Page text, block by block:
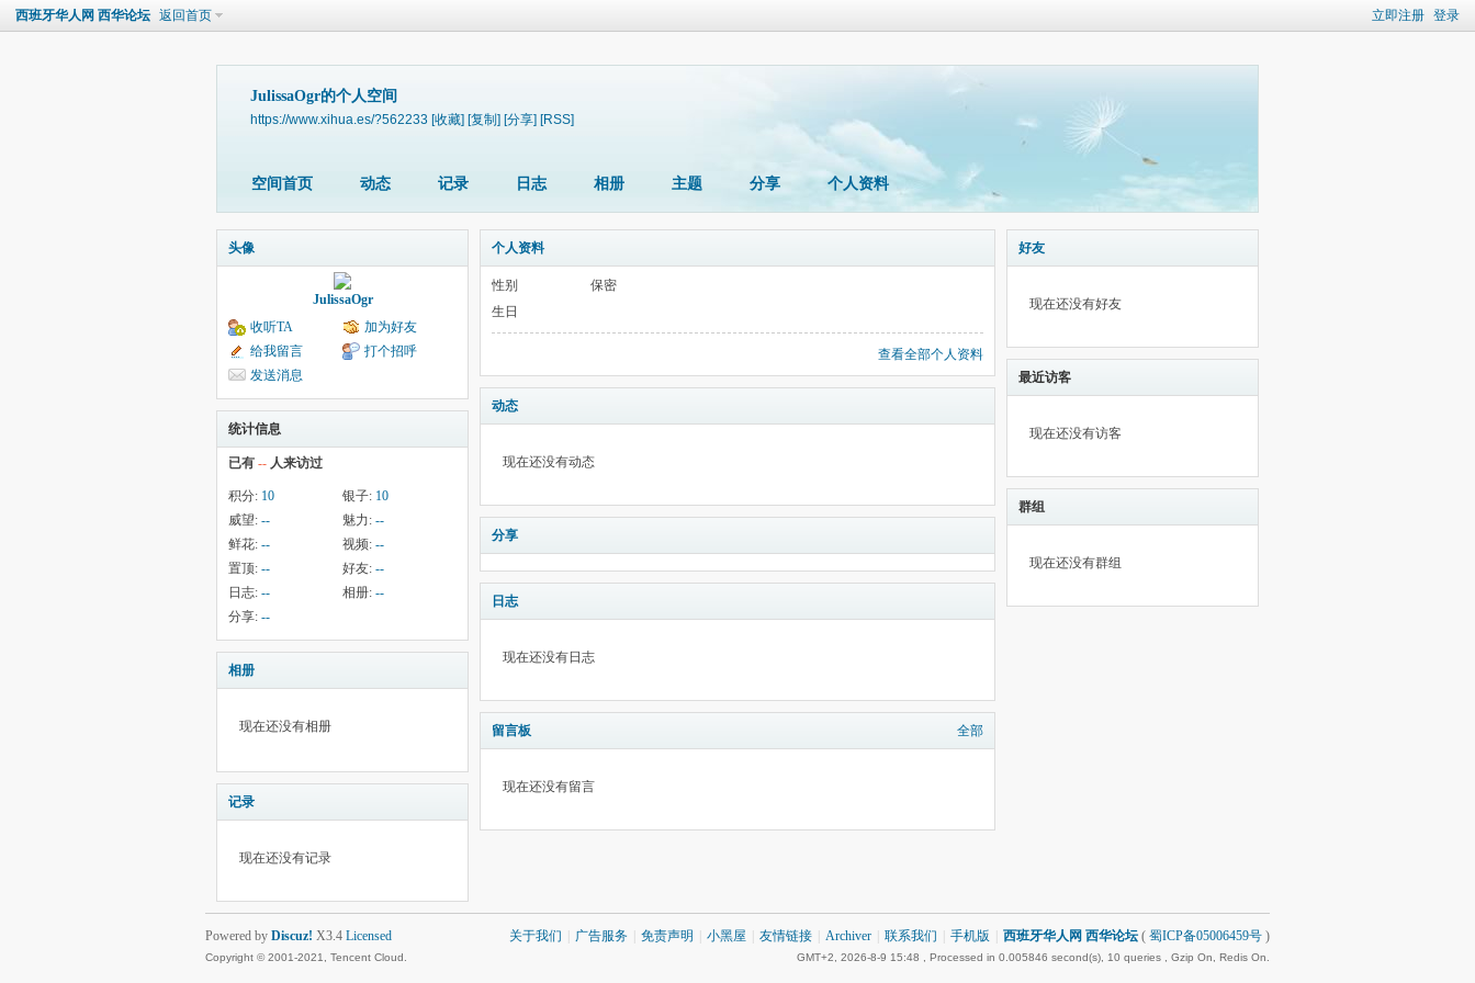
立即注册 登录
西班牙华人网 西华论坛 返回首页
JulissaOgr的个人空间
https://www.xihua.es/?562233 [收藏] [复制] [分享] [RSS]
空间首页 动态 记录 日志 相册 主题 分享 个人资料
头像
JulissaOgr
收听TA
加为好友
给我留言
打个招呼
发送消息
统计信息
已有 -- 人来访过
积分: 10 银子: 10
威望: -- 魅力: --
鲜花: -- 视频: --
置顶: -- 好友: --
日志: -- 相册: --
分享: --
相册
现在还没有相册
记录
现在还没有记录
个人资料
性别
保密
生日
查看全部个人资料
动态
现在还没有动态
分享
日志
现在还没有日志
留言板 全部
现在还没有留言
好友
现在还没有好友
最近访客
现在还没有访客
群组
现在还没有群组
关于我们 广告服务 免责声明 小黑屋 友情链接 Archiver 联系我们 手机版 西班牙华人网 西华论坛 ( 蜀ICP备05006459号 )
GMT+2, 2026-8-9 15:48 , Processed in 0.005846 second(s), 10 queries , Gzip On, Redis On.
Powered by Discuz! X3.4 Licensed
Copyright © 2001-2021, Tencent Cloud.